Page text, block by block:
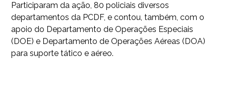
Participaram da ação, 80 policiais diversos
departamentos da PCDF, e contou, também, com o
apoio do Departamento de Operações Especiais
(DOE) e Departamento de Operações Aéreas (DOA)
para suporte tático e aéreo.